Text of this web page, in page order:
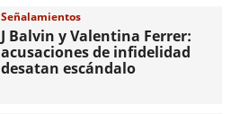
Señalamientos
J Balvin y Valentina Ferrer:
acusaciones de infidelidad
desatan escándalo